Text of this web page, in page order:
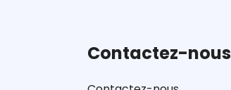
Contactez-nous